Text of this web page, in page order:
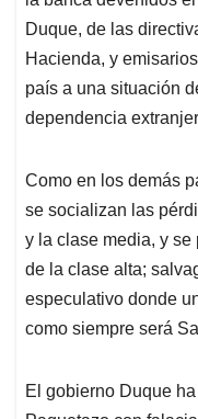
Duque, de las
Hacienda, y
país a una situación
dependencia
Como en los demás
se socializan las
y la clase media, y
de la clase alta;
especulativo donde
como siempre será
El gobierno Duque